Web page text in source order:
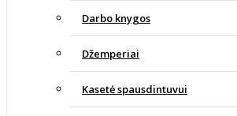
Darbo knygos
Džemperiai
Kasetė spausdintuvui